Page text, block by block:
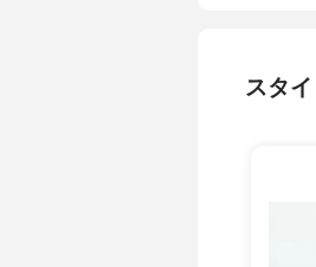
スタ